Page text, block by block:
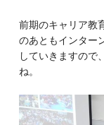
前期のキャリア教
のあともインター
していきますので
ね。